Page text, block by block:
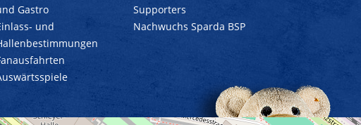
Gastro
und
Supporters
Nachwuchs Sparda BSP